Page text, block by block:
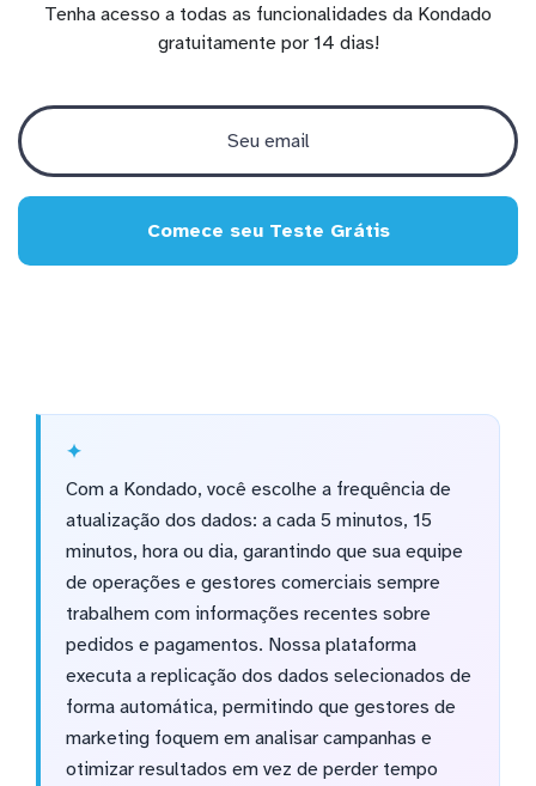
Tenha acesso a todas as funcionalidades da Kondado
gratuitamente por 14 dias!
Comece seu Teste Grátis
Com a Kondado, você escolhe a frequência de
atualização dos dados: a cada 5 minutos, 15
minutos, hora ou dia, garantindo que sua equipe
de operações e gestores comerciais sempre
trabalhem com informações recentes sobre
pedidos e pagamentos. Nossa plataforma
executa a replicação dos dados selecionados de
forma automática, permitindo que gestores de
marketing foquem em analisar campanhas e
otimizar resultados em vez de perder tempo